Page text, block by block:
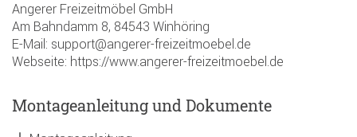
Angerer Freizeitmöbel GmbH
Am Bahndamm 8, 84543 Winhöring
E-Mail: support@angerer-freizeitmoebel.de
Webseite: https://www.angerer-freizeitmoebel.de
Montageanleitung und Dokumente